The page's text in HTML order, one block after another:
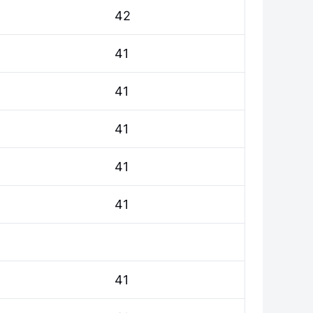
42
41
41
41
41
41
41